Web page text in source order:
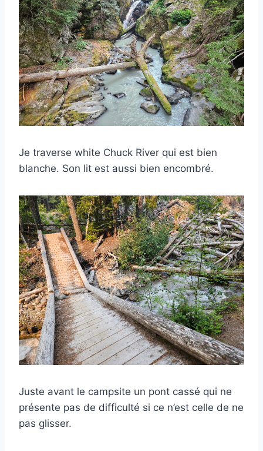
Je traverse white Chuck River qui est bien
blanche. Son lit est aussi bien encombré.
Juste avant le campsite un pont cassé qui ne
présente pas de difficulté si ce n’est celle de ne
pas glisser.